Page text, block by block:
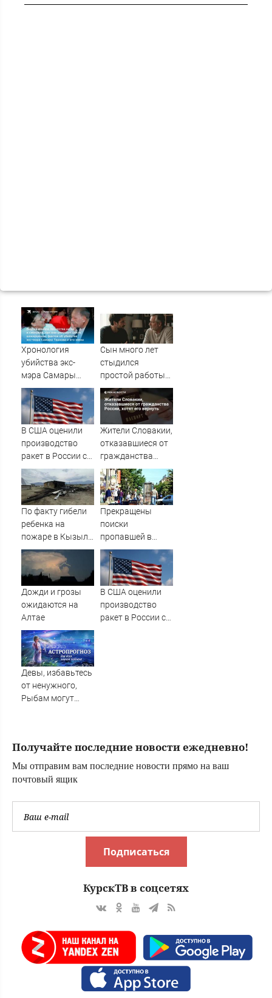
Хронология
убийства экс-
мэра Самары
Виктора Тархова
и его жены: шесть
шокирующих
фактов, новые
Сын много лет
стыдился
простой работы
отца, пока не
узнал, ради чего
тот отказался от
карьеры -
В США оценили
производство
ракет в России с
производством
"Пэтриотов"
Жители Словакии,
отказавшиеся от
гражданства
России, хотят его
вернуть
По факту гибели
ребенка на
пожаре в Кызыл-
Таше возбуждено
уголовное дело
Прекращены
поиски
пропавшей в
Твери женщины
Дожди и грозы
ожидаются на
Алтае
В США оценили
производство
ракет в России с
Девы, избавьтесь
от ненужного,
Рыбам могут
быть лидером в
Получайте последние новости ежедневно!
Мы отправим вам последние новости прямо на ваш
почтовый ящик
Подписаться
КурскТВ в соцсетях